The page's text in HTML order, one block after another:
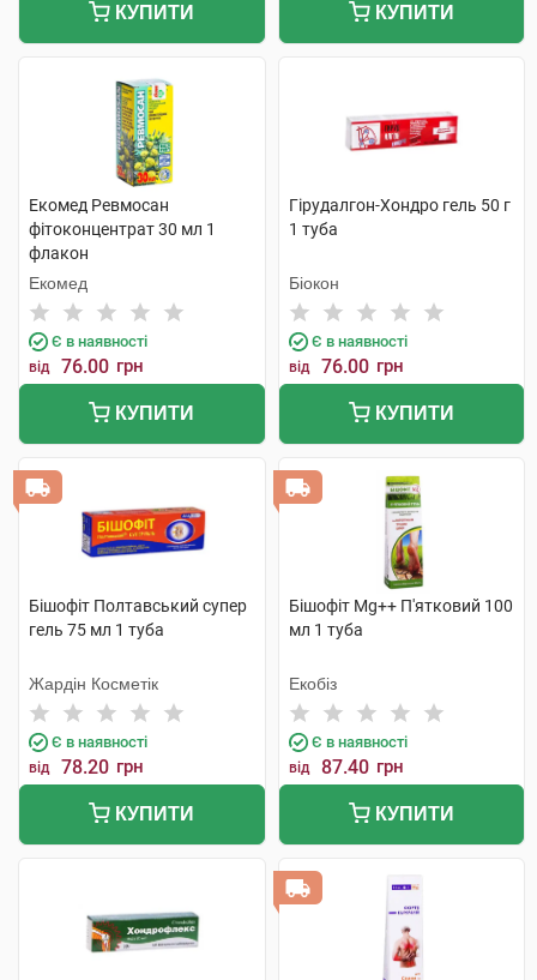
КУПИТИ КУПИТИ
Екомед Ревмосан
фітоконцентрат 30 мл 1
флакон
Екомед
Є в наявності
від 76.00 грн
КУПИТИ
Гірудалгон-Хондро гель 50 г
1 туба
Біокон
Є в наявності
від 76.00 грн
КУПИТИ
Бішофіт Полтавський супер
гель 75 мл 1 туба
Жардін Косметік
Є в наявності
від 78.20 грн
КУПИТИ
Бішофіт Mg++ П'ятковий 100
мл 1 туба
Екобіз
Є в наявності
від 87.40 грн
КУПИТИ